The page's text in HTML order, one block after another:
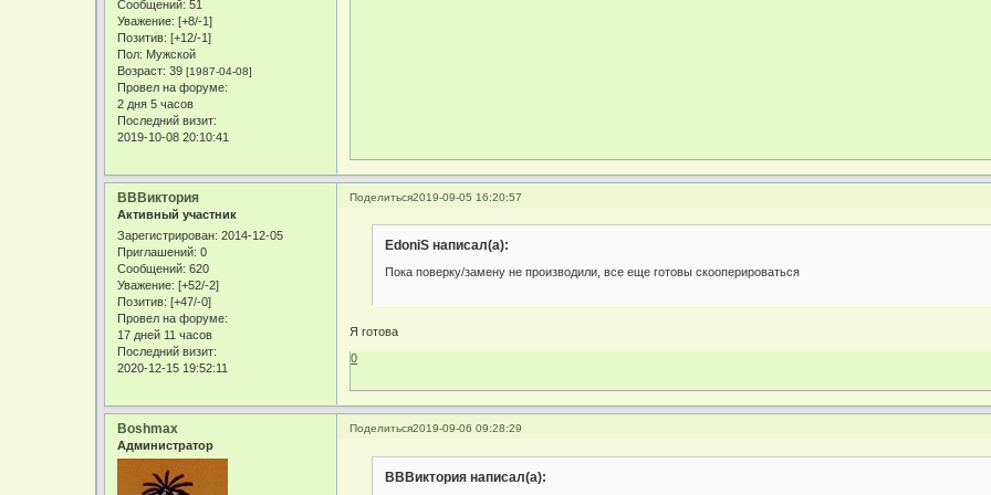
Сообщений: 51
Уважение: [+8/-1]
Позитив: [+12/-1]
Пол: Мужской
Возраст: 39[1987-04-08]
Провел на форуме:
2 дня 5 часов
Последний визит:
2019-10-08 20:10:41
Поделиться2019-09-05 16:20:57
ВВВиктория
Активный участник
Зарегистрирован: 2014-12-05
Приглашений: 0
Сообщений: 620
Уважение: [+52/-2]
Позитив: [+47/-0]
Провел на форуме:
17 дней 11 часов
Последний визит:
2020-12-15 19:52:11
EdoniS написал(а):
Пока поверку/замену не производили, все еще готовы скооперироваться
Я готова
0
Поделиться2019-09-06 09:28:29
Boshmax
Администратор
ВВВиктория написал(а):